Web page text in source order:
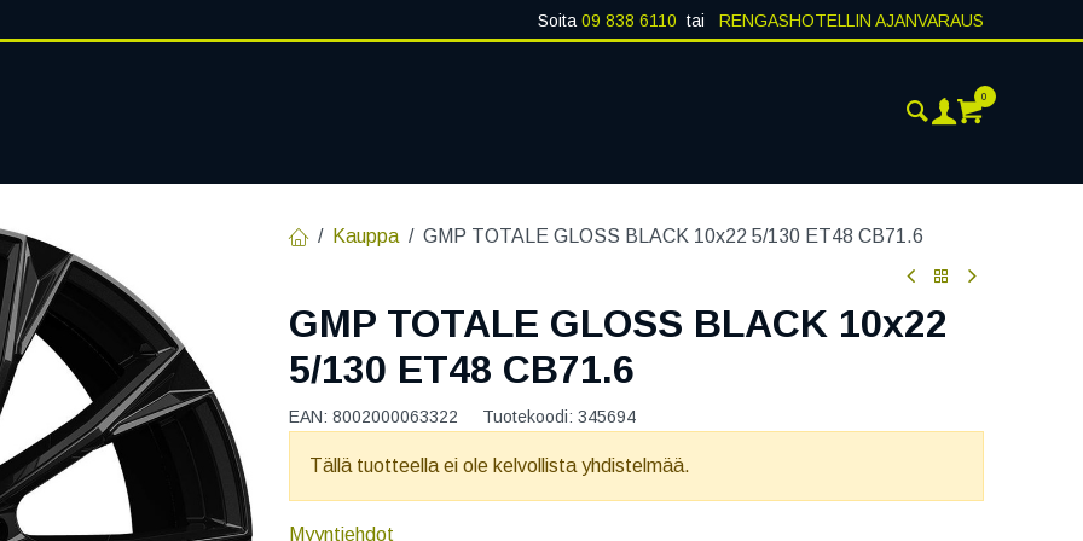
Soita 09 838 6110 tai RENGASHOTELLIN AJANVARAUS
0
Kauppa GMP TOTALE GLOSS BLACK 10x22 5/130 ET48 CB71.6
GMP TOTALE GLOSS BLACK 10x22
5/130 ET48 CB71.6
EAN: 8002000063322 Tuotekoodi: 345694
Tällä tuotteella ei ole kelvollista yhdistelmää.
Myyntiehdot